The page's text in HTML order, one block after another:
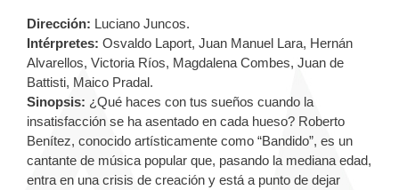
Dirección: Luciano Juncos.
Intérpretes: Osvaldo Laport, Juan Manuel Lara, Hernán
Alvarellos, Victoria Ríos, Magdalena Combes, Juan de
Battisti, Maico Pradal.
Sinopsis: ¿Qué haces con tus sueños cuando la
insatisfacción se ha asentado en cada hueso? Roberto
Benítez, conocido artísticamente como “Bandido”, es un
cantante de música popular que, pasando la mediana edad,
entra en una crisis de creación y está a punto de dejar